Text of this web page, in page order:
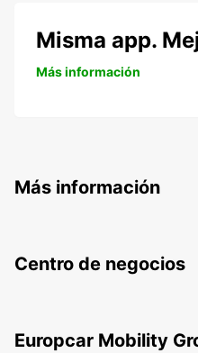
Misma app.
Más información
Más información
Centro de negocios
Europcar Mobility